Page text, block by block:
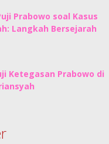
Prabowo soal Kasus
Langkah Bersejarah
Ketegasan Prabowo di